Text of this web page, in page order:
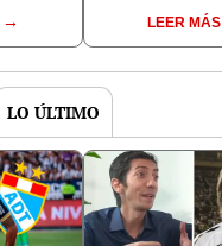
le
LaLigaLEER MÁS
LO ÚLTIMO